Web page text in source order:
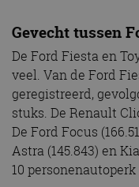
Gevecht tussen
De Ford Fiesta en
veel. Van de Ford
geregistreerd,
stuks. De Renault
De Ford Focus
Astra (145.843) en
10